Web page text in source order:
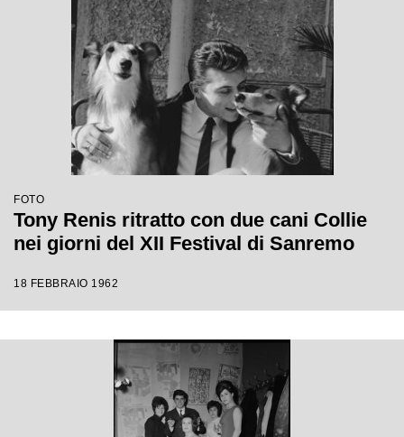
FOTO
Tony Renis ritratto con due cani Collie
nei giorni del XII Festival di Sanremo
18 FEBBRAIO 1962